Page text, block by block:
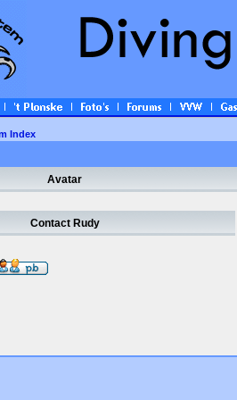
Index
Avatar
Contact Rudy